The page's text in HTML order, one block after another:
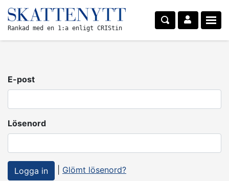
Rankad med en 1:a enligt CRIStin
E-post
Lösenord
Glömt lösenord?